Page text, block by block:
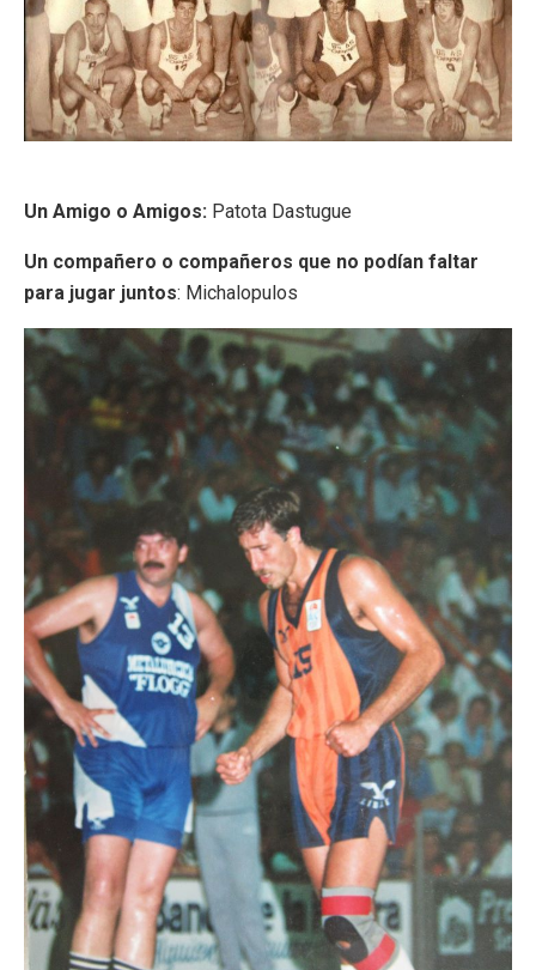
Un Amigo o Amigos: Patota Dastugue
Un compañero o compañeros que no podían faltar
para jugar juntos: Michalopulos